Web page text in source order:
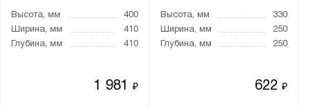
Высота, мм
400
Ширина, мм
410
Глубина, мм
410
1 981₽
Высота, мм
330
Ширина, мм
250
Глубина, мм
250
622₽
Для документов